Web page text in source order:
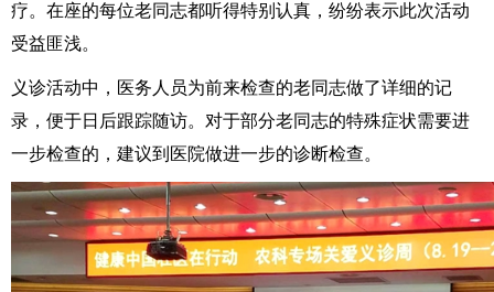
疗。在座的每位老同志都听得特别认真，纷纷表示此次活动
受益匪浅。
义诊活动中，医务人员为前来检查的老同志做了详细的记
录，便于日后跟踪随访。对于部分老同志的特殊症状需要进
一步检查的，建议到医院做进一步的诊断检查。